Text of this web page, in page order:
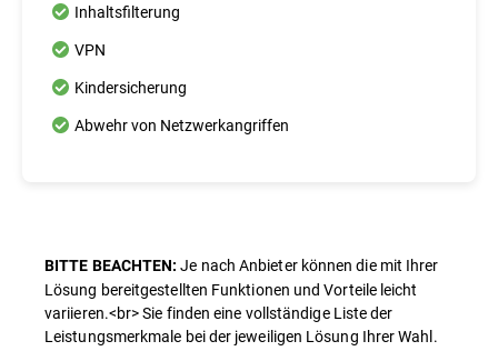
Inhaltsfilterung
VPN
Kindersicherung
Abwehr von Netzwerkangriffen
BITTE BEACHTEN: Je nach Anbieter können die mit Ihrer
Lösung bereitgestellten Funktionen und Vorteile leicht
variieren.<br> Sie finden eine vollständige Liste der
Leistungsmerkmale bei der jeweiligen Lösung Ihrer Wahl.